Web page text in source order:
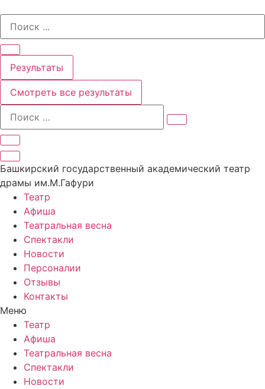
содержимому
Search
Результаты
Смотреть все результаты
Башкирский государственный академический театр
драмы им.М.Гафури
Театр
Афиша
Театральная весна
Спектакли
Новости
Персоналии
Отзывы
Контакты
Меню
Театр
Афиша
Театральная весна
Спектакли
Новости